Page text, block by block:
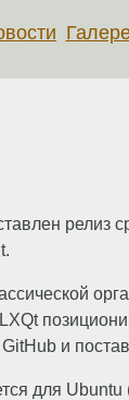
и
для